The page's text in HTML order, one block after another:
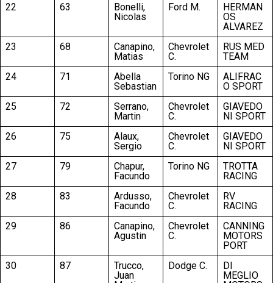
22
63
Bonelli,
Nicolas
Ford M.
HERMAN
OS
ALVAREZ
23
68
Canapino,
Matias
Chevrolet
C.
RUS MED
TEAM
24
71
Abella
Sebastian
Torino NG
ALIFRAC
O SPORT
25
72
Serrano,
Martin
Chevrolet
C.
GIAVEDO
NI SPORT
26
75
Alaux,
Sergio
Chevrolet
C.
GIAVEDO
NI SPORT
27
79
Chapur,
Facundo
Torino NG
TROTTA
RACING
28
83
Ardusso,
Facundo
Chevrolet
C.
RV
RACING
29
86
Canapino,
Agustin
Chevrolet
C.
CANNING
MOTORS
PORT
30
87
Trucco,
Juan
Dodge C.
DI
MEGLIO